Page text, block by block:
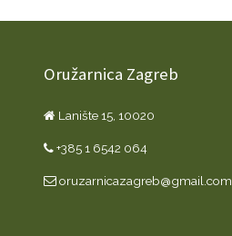
Oružarnica Zagreb
Lanište 15, 10020
+385 1 6542 064
oruzarnicazagreb@gmail.com